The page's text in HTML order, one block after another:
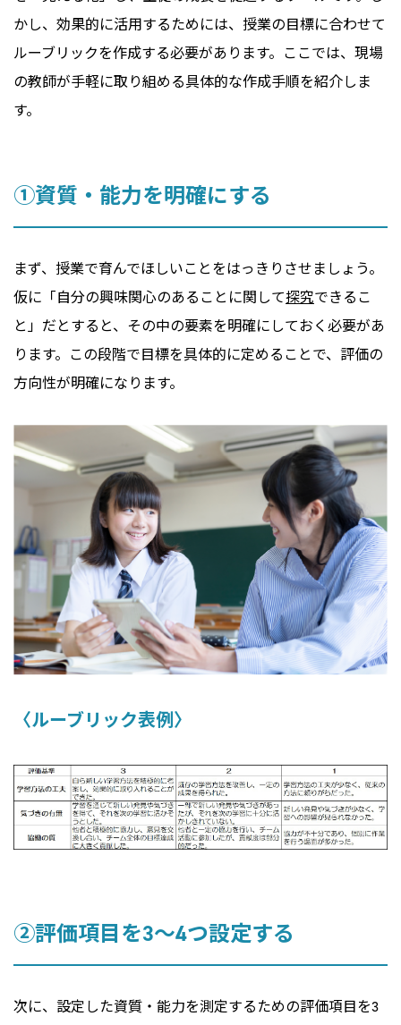
かし、効果的に活用するためには、授業の目標に合わせて
ルーブリックを作成する必要があります。ここでは、現場
の教師が手軽に取り組める具体的な作成手順を紹介しま
す。
①資質・能力を明確にする
まず、授業で育んでほしいことをはっきりさせましょう。
仮に「自分の興味関心のあることに関して探究できるこ
と」だとすると、その中の要素を明確にしておく必要があ
ります。この段階で目標を具体的に定めることで、評価の
方向性が明確になります。
〈ルーブリック表例〉
➁評価項目を3～4つ設定する
次に、設定した資質・能力を測定するための評価項目を3